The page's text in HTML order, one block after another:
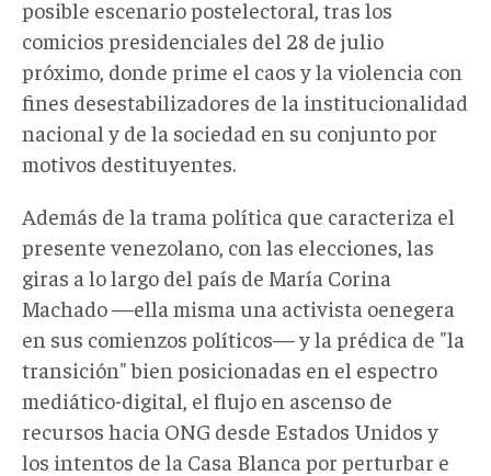
posible escenario postelectoral, tras los
comicios presidenciales del 28 de julio
próximo, donde prime el caos y la violencia con
fines desestabilizadores de la institucionalidad
nacional y de la sociedad en su conjunto por
motivos destituyentes.
Además de la trama política que caracteriza el
presente venezolano, con las elecciones, las
giras a lo largo del país de María Corina
Machado —ella misma una activista oenegera
en sus comienzos políticos— y la prédica de "la
transición" bien posicionadas en el espectro
mediático-digital, el flujo en ascenso de
recursos hacia ONG desde Estados Unidos y
los intentos de la Casa Blanca por perturbar e